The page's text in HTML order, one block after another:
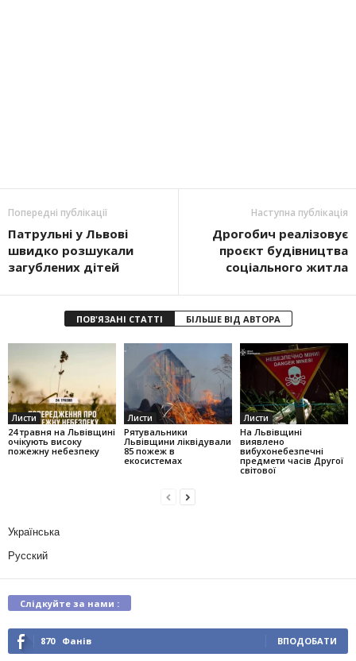
Попередні публікації
Патрульні у Львові
швидко розшукали
загублених дітей
Наступна публікація
Дрогобич реалізовує
проєкт будівництва
соціального житла
ПОВ'ЯЗАНІ СТАТТІ БІЛЬШЕ ВІД АВТОРА
Листи
24 травня на Львівщині
очікують високу
пожежну небезпеку
Листи
Рятувальники
Львівщини ліквідували
85 пожеж в
екосистемах
Листи
На Львівщині
виявлено
вибухонебезпечні
предмети часів Другої
світової
Українська
Русский
Слідкуйте за нами :
870 Фанів ВПОДОБАТИ